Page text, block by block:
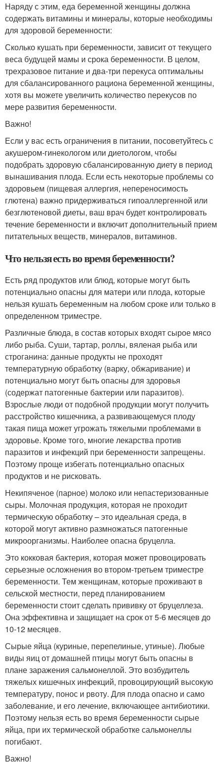
Наряду с этим, еда беременной женщины должна
содержать витамины и минералы, которые необходимы
для здоровой беременности:
Сколько кушать при беременности, зависит от текущего
веса будущей мамы и срока беременности. В целом,
трехразовое питание и два-три перекуса оптимальны
для сбалансированного рациона беременной женщины,
хотя вы можете увеличить количество перекусов по
мере развития беременности.
Важно!
Если у вас есть ограничения в питании, посоветуйтесь с
акушером-гинекологом или диетологом, чтобы
подобрать здоровую сбалансированную диету в период
вынашивания плода. Если есть некоторые проблемы со
здоровьем (пищевая аллергия, непереносимость
глютена) важно придерживаться гипоаллергенной или
безглютеновой диеты, ваш врач будет контролировать
течение беременности и включит дополнительный прием
питательных веществ, минералов, витаминов.
Что нельзя есть во время беременности?
Есть ряд продуктов или блюд, которые могут быть
потенциально опасны для матери или плода, которые
нельзя кушать беременным на любом сроке или только в
определенном триместре.
Различные блюда, в состав которых входят сырое мясо
либо рыба. Суши, тартар, роллы, вяленая рыба или
строганина: данные продукты не проходят
температурную обработку (варку, обжаривание) и
потенциально могут быть опасны для здоровья
(содержат патогенные бактерии или паразитов).
Взрослые люди от подобной продукции могут получить
расстройство кишечника, а развивающемуся плоду
такая пища может угрожать тяжелыми проблемами в
здоровье. Кроме того, многие лекарства против
паразитов и инфекций при беременности запрещены.
Поэтому проще избегать потенциально опасных
продуктов и не рисковать.
Некипяченое (парное) молоко или непастеризованные
сыры. Молочная продукция, которая не проходит
термическую обработку – это идеальная среда, в
которой могут активно размножаться патогенные
микроорганизмы. Наиболее опасна бруцелла.
Это кокковая бактерия, которая может провоцировать
серьезные осложнения во втором-третьем триместре
беременности. Тем женщинам, которые проживают в
сельской местности, перед планированием
беременности стоит сделать прививку от бруцеллеза.
Она эффективна и защищает на срок от 5-6 месяцев до
10-12 месяцев.
Сырые яйца (куриные, перепелиные, утиные). Любые
виды яиц от домашней птицы могут быть опасны в
плане заражения сальмонеллой. Это возбудитель
тяжелых кишечных инфекций, провоцирующий высокую
температуру, понос и рвоту. Для плода опасно и само
заболевание, и его лечение, включающее антибиотики.
Поэтому нельзя есть во время беременности сырые
яйца, при их термической обработке сальмонеллы
погибают.
Важно!